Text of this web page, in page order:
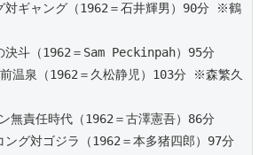
ギャング（1962＝石井輝男）90分 ※鶴
斗（1962＝Sam Peckinpah）95分
温泉（1962＝久松静児）103分 ※森繁久
無責任時代（1962＝古澤憲吾）86分
グ対ゴジラ（1962＝本多猪四郎）97分